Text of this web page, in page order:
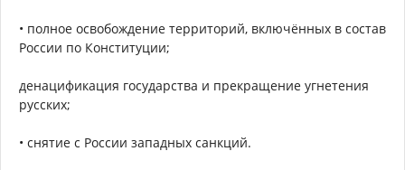
• полное освобождение территорий, включённых в состав
России по Конституции;
денацификация государства и прекращение угнетения
русских;
• снятие с России западных санкций.